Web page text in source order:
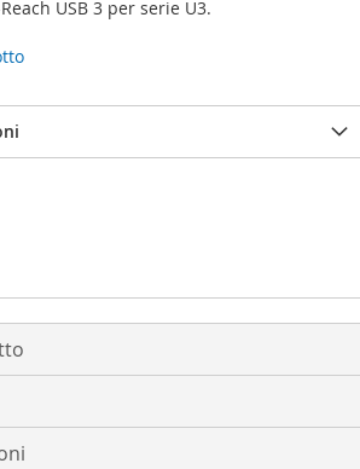
USB 3 per serie U3.